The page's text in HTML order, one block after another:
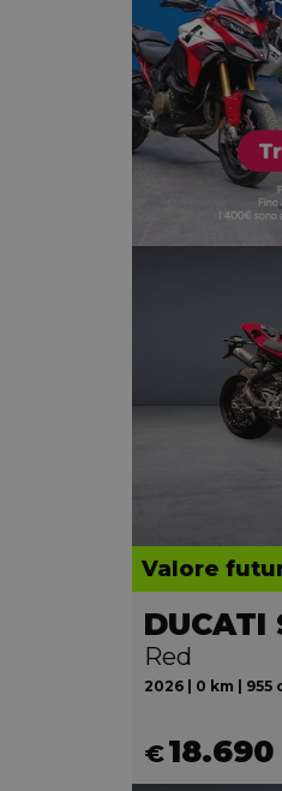
Valore
Red
2026 | 0 km | 955
€18.690